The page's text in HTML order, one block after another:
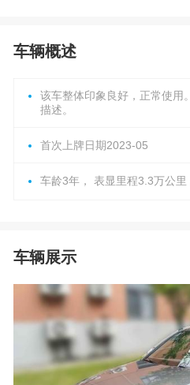
车辆概述
该车整体印象良好，正常使用
描述。
首次上牌日期2023-05
车龄3年， 表显里程3.3万公
车辆展示